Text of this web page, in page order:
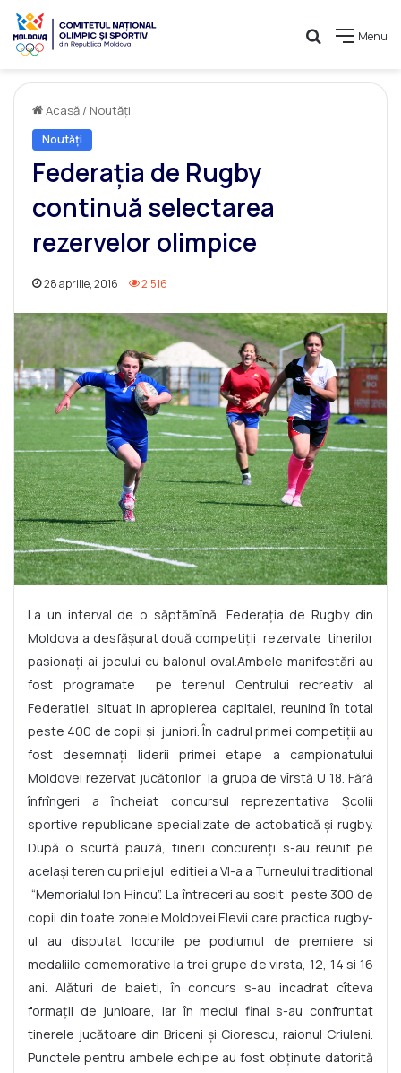
Menu
Caută
Acasă / Noutăți
Noutăți
Federaţia de Rugby
continuă selectarea
rezervelor olimpice
28 aprilie, 2016 2.516
La un interval de o săptămînă, Federaţia de Rugby din
Moldova a desfăşurat două competiţii rezervate tinerilor
pasionaţi ai jocului cu balonul oval.Ambele manifestări au
fost programate pe terenul Centrului recreativ al
Federatiei, situat in apropierea capitalei, reunind în total
peste 400 de copii şi juniori. În cadrul primei competiţii au
fost desemnaţi liderii primei etape a campionatului
Moldovei rezervat jucătorilor la grupa de vîrstă U 18. Fără
înfrîngeri a încheiat concursul reprezentativa Şcolii
sportive republicane specializate de actobatică şi rugby.
După o scurtă pauză, tinerii concurenţi s-au reunit pe
acelaşi teren cu prilejul editiei a VI-a a Turneului traditional
“Memorialul Ion Hincu”. La întreceri au sosit peste 300 de
copii din toate zonele Moldovei.Elevii care practica rugby-
ul au disputat locurile pe podiumul de premiere si
medaliile comemorative la trei grupe de virsta, 12, 14 si 16
ani. Alături de baieti, în concurs s-au incadrat cîteva
formaţii de junioare, iar în meciul final s-au confruntat
tinerele jucătoare din Briceni şi Ciorescu, raionul Criuleni.
Punctele pentru ambele echipe au fost obţinute datorită